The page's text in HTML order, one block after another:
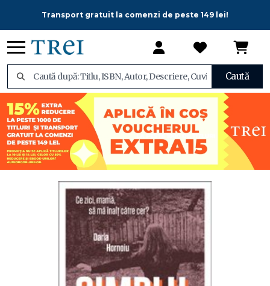
Transport gratuit la comenzi de peste 149 lei!
Caută